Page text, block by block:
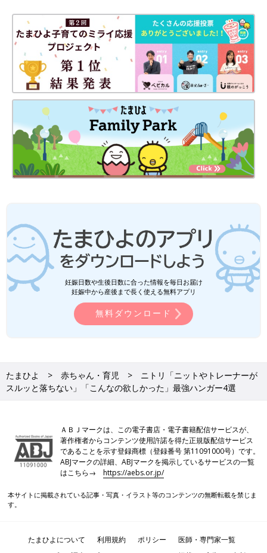
妊娠日数や生後日数に合った情報を毎日お届け
妊娠中から産後まで長く使える無料アプリ
無料ダウンロード
たまひよ 赤ちゃん・育児
ニトリ「ニットやトレーナーが
スルッと落ちない」「こんなの欲しかった」最強ハンガー4選
ＡＢＪマークは、この電子書店・電子書籍配信サービスが、
著作権者からコンテンツ使用許諾を得た正規版配信サービス
であることを示す登録商標（登録番号 第11091000号）です。
ABJマークの詳細、ABJマークを掲示しているサービスの一覧
はこちら→https://aebs.or.jp/
本サイトに掲載されている記事・写真・イラスト等のコンテンツの無断転載を禁じま
す。
たまひよについて 利用規約 ポリシー
医師・専門家一覧